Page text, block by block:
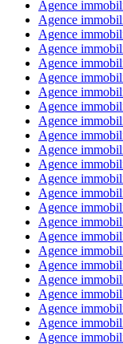
Agence
Agence
Agence
Agence
Agence
Agence
Agence
Agence
Agence
Agence
Agence
Agence
Agence
Agence
Agence
Agence
Agence
Agence
Agence
Agence
Agence
Agence
Agence
Agence